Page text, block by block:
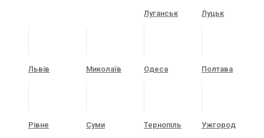
Луганськ Луцьк
Львів Миколаїв Одеса Полтава
Рівне Суми Тернопіль Ужгород